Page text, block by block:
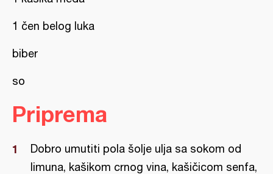
1 čen belog luka
biber
so
Priprema
Dobro umutiti pola šolje ulja sa sokom od
limuna, kašikom crnog vina, kašičicom senfa,